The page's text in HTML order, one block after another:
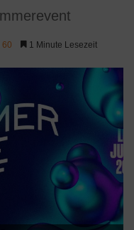
60 1 Minute Lesezeit